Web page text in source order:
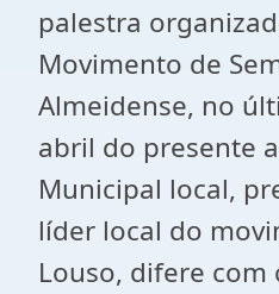
palestra
Movimento de
Almeidense, no
abril do presente
Municipal local,
líder local do
Louso, difere